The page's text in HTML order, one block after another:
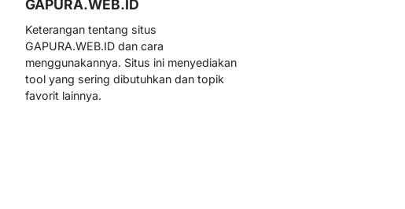
GAPURA.WEB.ID
Keterangan tentang situs
GAPURA.WEB.ID dan cara
menggunakannya. Situs ini menyediakan
tool yang sering dibutuhkan dan topik
favorit lainnya.